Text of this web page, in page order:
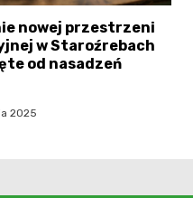
nowej przestrzeni
w Staroźrebach
od nasadzeń
2025